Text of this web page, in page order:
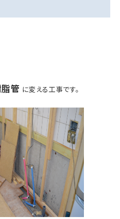
管 に変える工事です。